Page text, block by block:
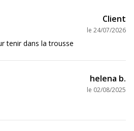
Client
le 24/07/2026
tenir dans la trousse
helena b.
le 02/08/2025